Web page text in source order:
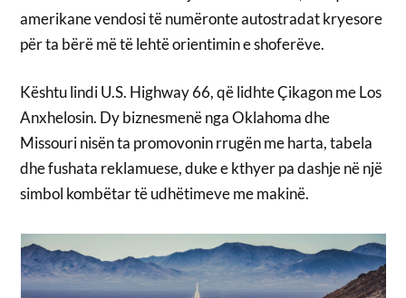
amerikane vendosi të numëronte autostradat kryesore
për ta bërë më të lehtë orientimin e shoferëve.
Kështu lindi U.S. Highway 66, që lidhte Çikagon me Los
Anxhelosin. Dy biznesmenë nga Oklahoma dhe
Missouri nisën ta promovonin rrugën me harta, tabela
dhe fushata reklamuese, duke e kthyer pa dashje në një
simbol kombëtar të udhëtimeve me makinë.